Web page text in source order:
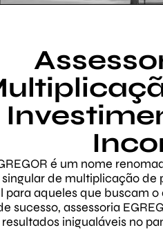
é um nome
de multiplicação
para aqueles que buscam
sucesso, assessoria
inigualáveis no